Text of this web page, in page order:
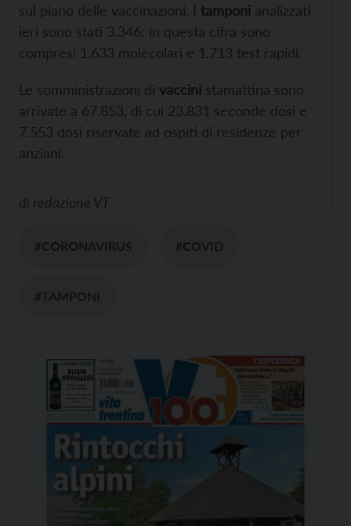
sul piano delle vaccinazioni. I tamponi analizzati
ieri sono stati 3.346; in questa cifra sono
compresi 1.633 molecolari e 1.713 test rapidi.
Le somministrazioni di vaccini stamattina sono
arrivate a 67.853, di cui 23.831 seconde dosi e
7.553 dosi riservate ad ospiti di residenze per
anziani.
di redazione VT
#CORONAVIRUS #COVID
#TAMPONI